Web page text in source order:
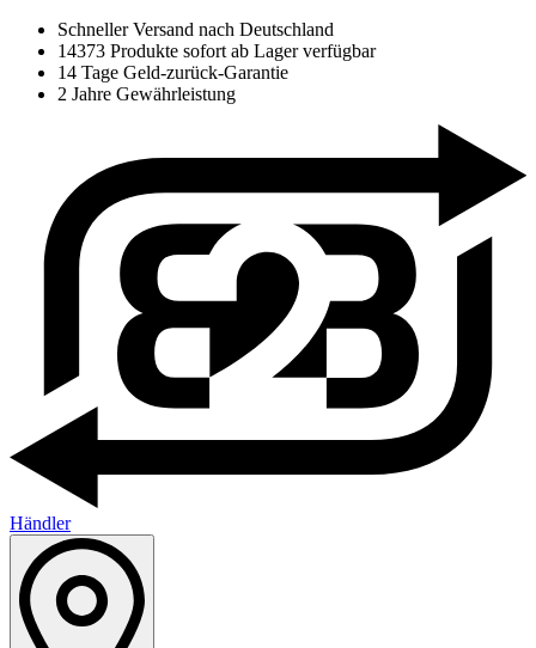
Schneller Versand nach Deutschland
14373 Produkte sofort ab Lager verfügbar
14 Tage Geld-zurück-Garantie
2 Jahre Gewährleistung
Händler